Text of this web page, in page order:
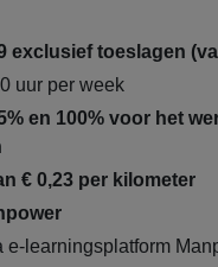
exclusief toeslagen
uur per week
en 100% voor het
€ 0,23 per kilometer
e-learningsplatform